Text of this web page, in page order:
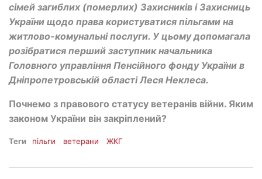
сімей загиблих (померлих) Захисників і Захисниць
України щодо права користуватися пільгами на
житлово-комунальні послуги. У цьому допомагала
розібратися перший заступник начальника
Головного управління Пенсійного фонду України в
Дніпропетровській області Леся Неклеса.
Почнемо з правового статусу ветеранів війни. Яким
законом України він закріплений?
Теги пільги ветерани ЖКГ